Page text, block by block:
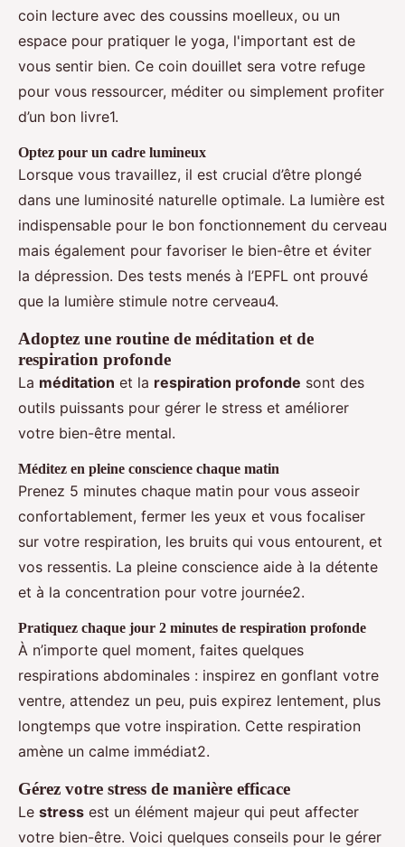
coin lecture avec des coussins moelleux, ou un
espace pour pratiquer le yoga, l'important est de
vous sentir bien. Ce coin douillet sera votre refuge
pour vous ressourcer, méditer ou simplement profiter
d’un bon livre1.
Optez pour un cadre lumineux
Lorsque vous travaillez, il est crucial d’être plongé
dans une luminosité naturelle optimale. La lumière est
indispensable pour le bon fonctionnement du cerveau
mais également pour favoriser le bien-être et éviter
la dépression. Des tests menés à l’EPFL ont prouvé
que la lumière stimule notre cerveau4.
Adoptez une routine de méditation et de
respiration profonde
La méditation et la respiration profonde sont des
outils puissants pour gérer le stress et améliorer
votre bien-être mental.
Méditez en pleine conscience chaque matin
Prenez 5 minutes chaque matin pour vous asseoir
confortablement, fermer les yeux et vous focaliser
sur votre respiration, les bruits qui vous entourent, et
vos ressentis. La pleine conscience aide à la détente
et à la concentration pour votre journée2.
Pratiquez chaque jour 2 minutes de respiration profonde
À n’importe quel moment, faites quelques
respirations abdominales : inspirez en gonflant votre
ventre, attendez un peu, puis expirez lentement, plus
longtemps que votre inspiration. Cette respiration
amène un calme immédiat2.
Gérez votre stress de manière efficace
Le stress est un élément majeur qui peut affecter
votre bien-être. Voici quelques conseils pour le gérer